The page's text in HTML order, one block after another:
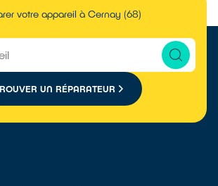
votre appareil à Cernay (68)
UN RÉPARATEUR